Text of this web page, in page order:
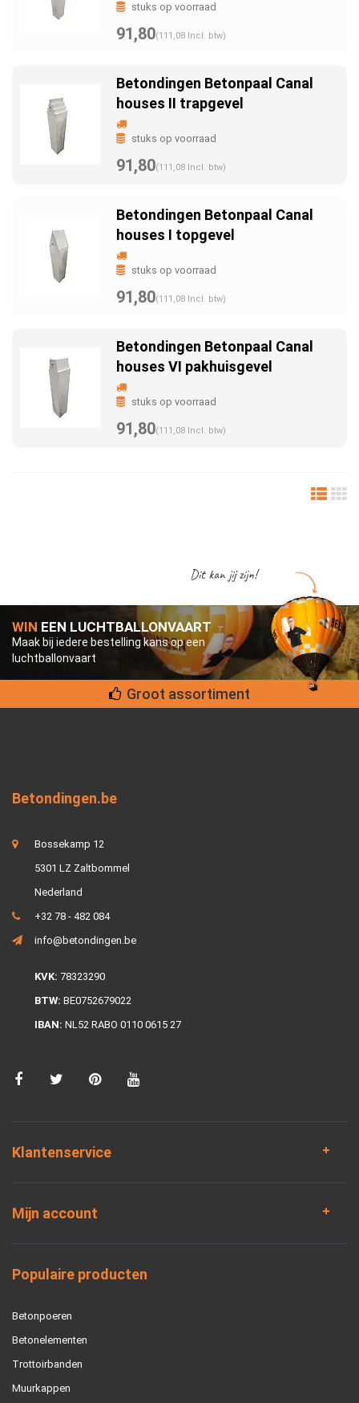
stuks op voorraad
91,80(111,08 Incl. btw)
Betondingen Betonpaal Canal
houses II trapgevel
stuks op voorraad
91,80(111,08 Incl. btw)
Betondingen Betonpaal Canal
houses I topgevel
stuks op voorraad
91,80(111,08 Incl. btw)
Betondingen Betonpaal Canal
houses VI pakhuisgevel
stuks op voorraad
91,80(111,08 Incl. btw)
WIN EEN LUCHTBALLONVAART
Maak bij iedere bestelling kans op een
luchtballonvaart
Dit kan jij zijn!
Groot assortiment
Betondingen.be
Bossekamp 12
5301 LZ Zaltbommel
Nederland
+32 78 - 482 084
info@betondingen.be
KVK: 78323290
BTW: BE0752679022
IBAN: NL52 RABO 0110 0615 27
Klantenservice
Mijn account
Populaire producten
Betonpoeren
Betonelementen
Trottoirbanden
Muurkappen